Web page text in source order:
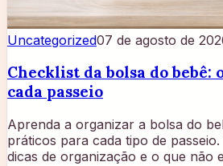
Uncategorized07 de agosto de
Checklist da bolsa do bebê:
cada passeio
Aprenda a organizar a bolsa do
práticos para cada tipo de passeio.
dicas de organização e o que não